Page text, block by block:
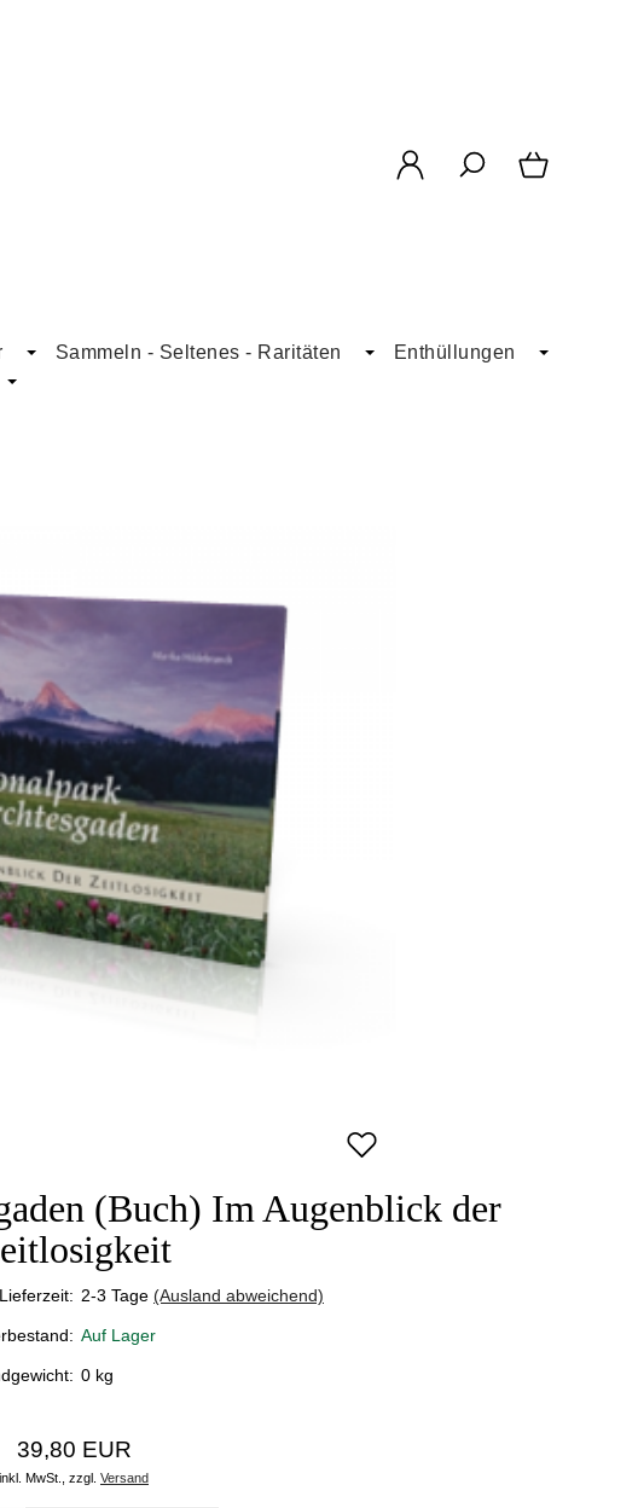
Sammeln - Seltenes - Raritäten
Enthüllungen
(Buch) Im Augenblick der
Lieferzeit: 2-3 Tage (Ausland abweichend)
Auf Lager
0 kg
39,80 EUR
inkl. MwSt., zzgl. Versand